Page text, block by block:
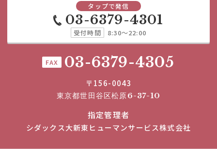
タップで発信
03-6379-4301
受付時間 8:30～22:00
FAX 03-6379-4305
〒156-0043
東京都世田谷区松原6-37-10
指定管理者
シダックス大新東ヒューマンサービス株式会社